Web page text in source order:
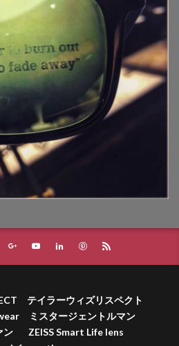
テイラーウィズリスペクト
ミスタージェントルマン
ン
ZEISS Smart Life lens